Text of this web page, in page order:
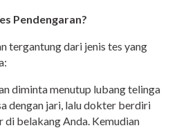
Pendengaran?
tergantung dari jenis tes yang
diminta menutup lubang telinga
dengan jari, lalu dokter berdiri
di belakang Anda. Kemudian